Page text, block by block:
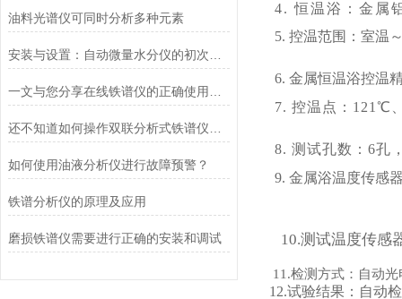
油料光谱仪可同时分析多种元素
如何使用油液分析仪进行故障预警？
铁谱分析仪的原理及应用
磨损铁谱仪需要进行正确的安装和调试
4. 恒温浴：金属
5. 控温范围：室温
6. 金属恒温浴控温
7. 控温点：121℃
8. 测试孔数：6孔
9. 金属浴温度传感
10.测试温度传感
11.检测方式：自动光
12.试验结果：自动